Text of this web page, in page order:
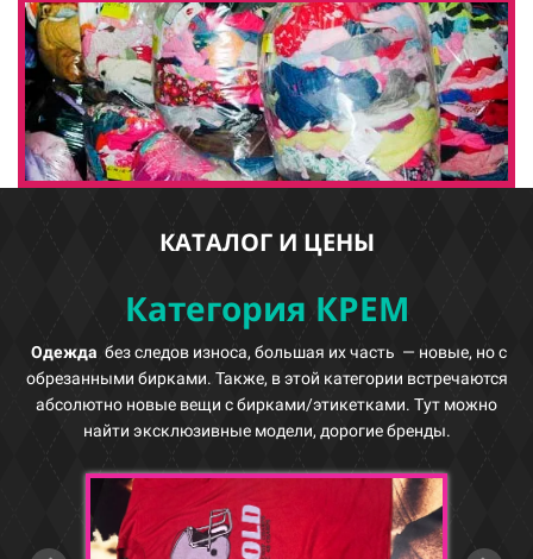
КАТАЛОГ И ЦЕНЫ
Категория КРЕМ
Одежда без следов износа, большая их часть — новые, но с
обрезанными бирками. Также, в этой категории встречаются
абсолютно новые вещи с бирками/этикетками. Тут можно
найти эксклюзивные модели, дорогие бренды.